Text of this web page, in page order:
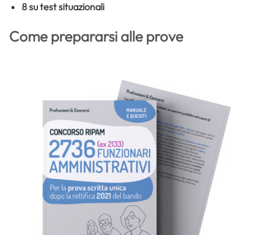
8 su test situazionali
Come prepararsi alle prove